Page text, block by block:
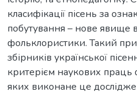
класифікації пісень за
побутування – нове явище в
фольклористики. Такий
збірників української
критерієм наукових праць
яких виконане це